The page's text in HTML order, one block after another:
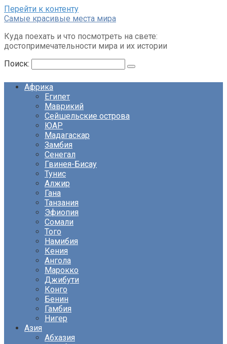
Перейти к контенту
Cамые красивые места мира
Куда поехать и что посмотреть на свете:
достопримечательности мира и их истории
Поиск:
Африка
Египет
Маврикий
Сейшельские острова
ЮАР
Мадагаскар
Замбия
Сенегал
Гвинея-Бисау
Тунис
Алжир
Гана
Танзания
Эфиопия
Сомали
Того
Намибия
Кения
Ангола
Марокко
Джибути
Конго
Бенин
Гамбия
Нигер
Азия
Абхазия